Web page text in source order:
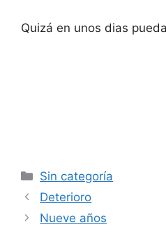
Quizá en unos dias
Categorías
Sin categoría
Deterioro
Nueve años